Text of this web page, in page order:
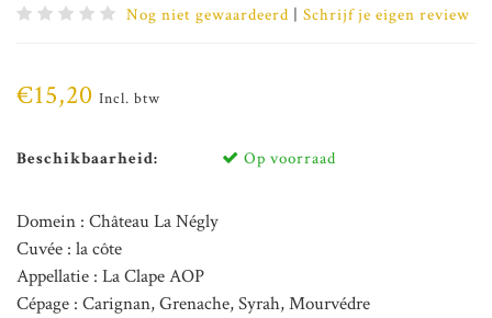
Nog niet gewaardeerd | Schrijf je eigen review
€15,20 Incl. btw
Beschikbaarheid: Op voorraad
Domein : Château La Négly
Cuvée : la côte
Appellatie : La Clape AOP
Cépage : Carignan, Grenache, Syrah, Mourvédre